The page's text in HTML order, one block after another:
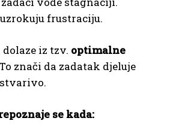
frustraciju.
iz tzv. optimalne
znači da zadatak djeluje
se kada: